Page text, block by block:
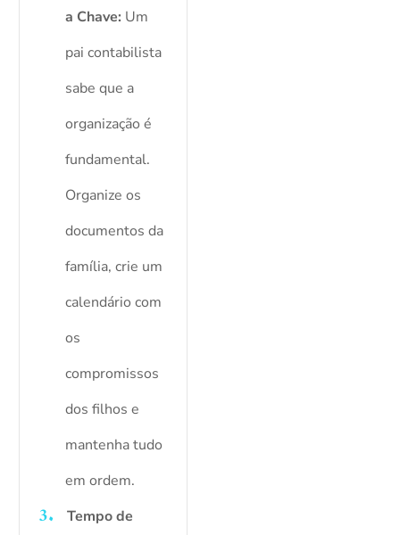
a Chave: Um
pai contabilista
sabe que a
organização é
fundamental.
Organize os
documentos da
família, crie um
calendário com
os
compromissos
dos filhos e
mantenha tudo
em ordem.
Tempo de